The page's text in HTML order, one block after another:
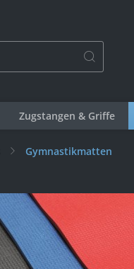
Zugstangen & Griffe
Gymnastikmatten